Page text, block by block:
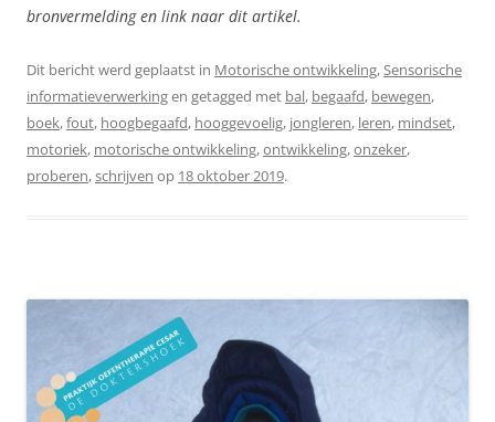
bronvermelding en link naar dit artikel.
Dit bericht werd geplaatst in Motorische ontwikkeling,Sensorische
informatieverwerkingen getagged met bal, begaafd, bewegen,
boek,fout, hoogbegaafd, hooggevoelig, jongleren, leren, mindset,
motoriek, motorische ontwikkeling,ontwikkeling,onzeker,
proberen,schrijven op 18 oktober 2019.